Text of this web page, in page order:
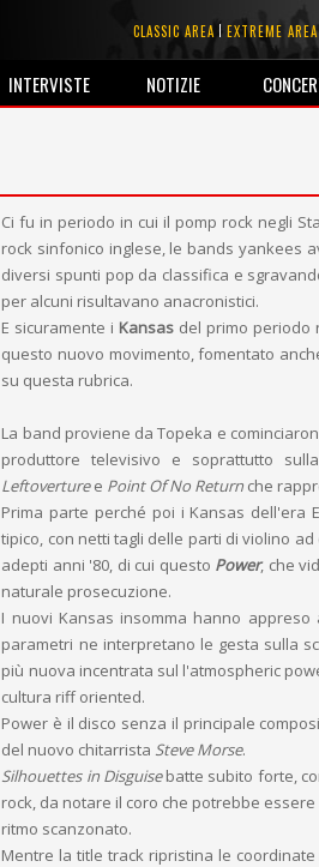
CLASSIC AREA EXTREME AREA
INTERVISTE NOTIZIE
Ci fu in periodo in cui il pomp rock negli
rock sinfonico inglese, le bands yankees
diversi spunti pop da classifica e
per alcuni risultavano anacronistici.
E sicuramente i Kansas del primo periodo
questo nuovo movimento, fomentato
su questa rubrica.
La band proviene da Topeka e
produttore televisivo e soprattutto
Leftoverturee Point Of No Return che
Prima parte perché poi i Kansas dell'era
tipico, con netti tagli delle parti di violino
adepti anni '80, di cui questo Power, che
naturale prosecuzione.
I nuovi Kansas insomma hanno
parametri ne interpretano le gesta sulla
più nuova incentrata sul l'atmospheric
cultura riff oriented.
Power è il disco senza il principale
del nuovo chitarrista Steve Morse.
Silhouettes in Disguisebatte subito forte,
rock, da notare il coro che potrebbe
ritmo scanzonato.
Mentre la title track ripristina le